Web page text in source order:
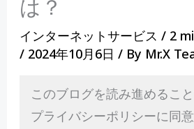
は？
インターネットサービス / 2
/ 2024年10月6日 / By Mr.X
このブログを読み進めるこ
プライバシーポリシーに同